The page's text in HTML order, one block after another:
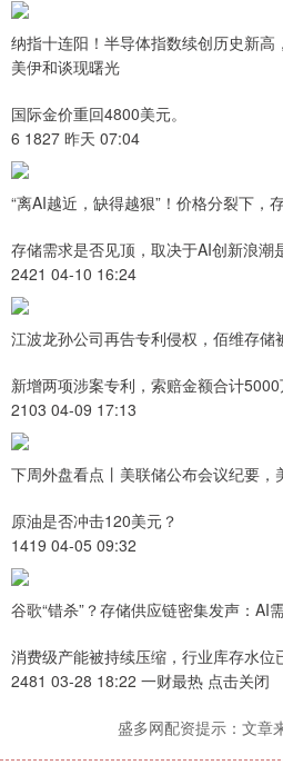
纳指十连阳！半导体指数续创历史新高
美伊和谈现曙光
国际金价重回4800美元。
6 1827 昨天 07:04
“离AI越近，缺得越狠”！价格分裂下，
存储需求是否见顶，取决于AI创新浪潮
2421 04-10 16:24
江波龙孙公司再告专利侵权，佰维存储
新增两项涉案专利，索赔金额合计5000
2103 04-09 17:13
下周外盘看点丨美联储公布会议纪要，
原油是否冲击120美元？
1419 04-05 09:32
谷歌“错杀”？存储供应链密集发声：AI
消费级产能被持续压缩，行业库存水位
2481 03-28 18:22 一财最热 点击关闭
盛多网配资提示：文章